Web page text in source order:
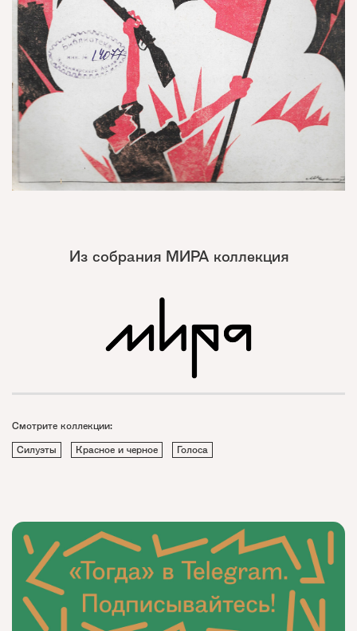
Из собрания МИРА коллекция
Смотрите коллекции:
Силуэты
Красное и черное Голоса